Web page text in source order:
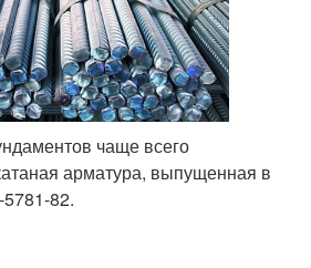
чаще всего
арматура, выпущенная в
82.